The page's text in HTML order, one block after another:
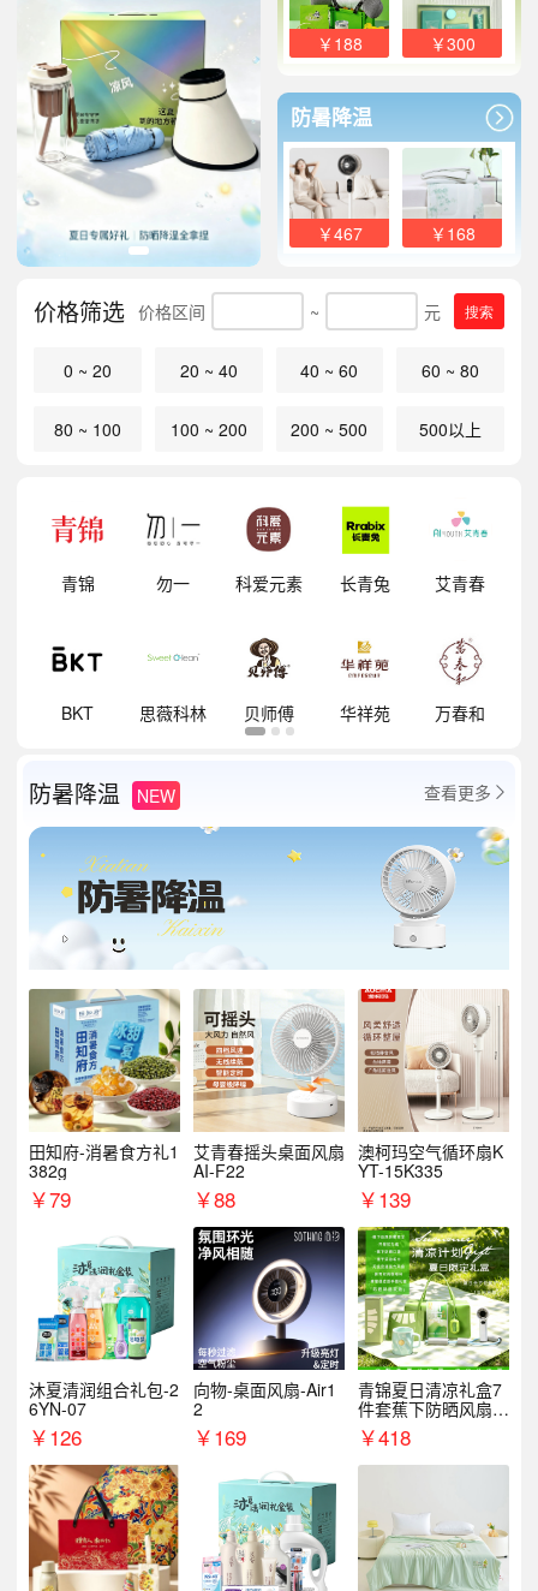
￥188 ￥300
防暑降温
￥467 ￥168
价格筛选 价格区间 ~ 元 搜索
0 ~ 20 20 ~ 40 40 ~ 60 60 ~ 80
80 ~ 100 100 ~ 200 200 ~ 500 500以上
青锦 勿一 科爱元素 长青兔 艾青春
BKT 思薇科林 贝师傅 华祥苑 万春和
防暑降温 NEW 查看更多 
田知府-消暑食方礼1
382g
￥79
艾青春摇头桌面风扇
AI-F22
￥88
澳柯玛空气循环扇K
YT-15K335
￥139
沐夏清润组合礼包-2
6YN-07
￥126
向物-桌面风扇-Air1
2
￥169
青锦夏日清凉礼盒7
件套蕉下防晒风扇员
工福利端午伴手礼企
业定制
￥418